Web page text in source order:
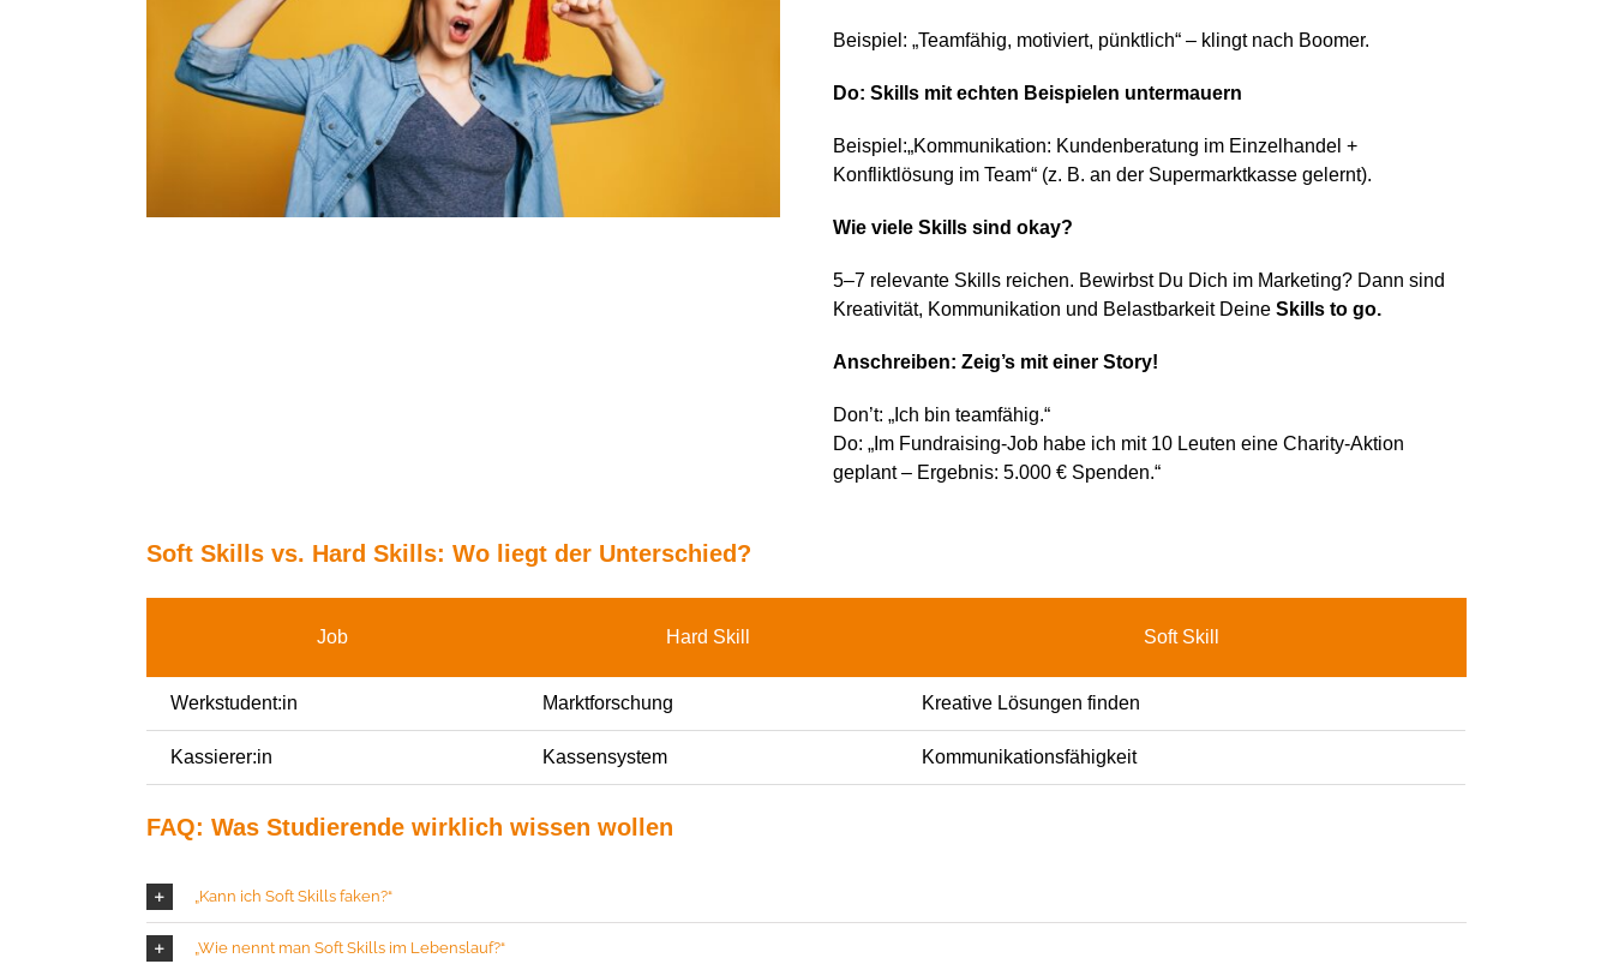
Beispiel: „Teamfähig, motiviert, pünktlich“ –klingt nach Boomer.
Do: Skills mit echten Beispielen untermauern
Beispiel:„Kommunikation: Kundenberatung im Einzelhandel +
Konfliktlösung im Team“(z. B. an der Supermarktkasse gelernt).
Wie viele Skills sind okay?
5–7 relevante Skills reichen. Bewirbst Du Dich im Marketing? Dann sind
Kreativität, Kommunikation und Belastbarkeit Deine Skills to go.
Anschreiben: Zeig’s mit einer Story!
Don’t: „Ich bin teamfähig.“
Do: „Im Fundraising-Job habe ich mit 10 Leuten eine Charity-Aktion
geplant–Ergebnis: 5.000 €Spenden.“
Soft Skills vs. Hard Skills: Wo liegt der Unterschied?
Job Hard Skill Soft Skill
Werkstudent:in Marktforschung Kreative Lösungen finden
Kassierer:in Kassensystem Kommunikationsfähigkeit
FAQ: Was Studierende wirklich wissen wollen
„Kann ich Soft Skills faken?“
„Wie nennt man Soft Skills im Lebenslauf?“